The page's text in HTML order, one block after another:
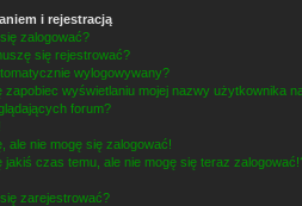
i rejestracją
zalogować?
się rejestrować?
wylogowywany?
zapobiec wyświetlaniu mojej nazwy użytkownika
forum?
ale nie mogę się zalogować!
jakiś czas temu, ale nie mogę się teraz
zarejestrować?